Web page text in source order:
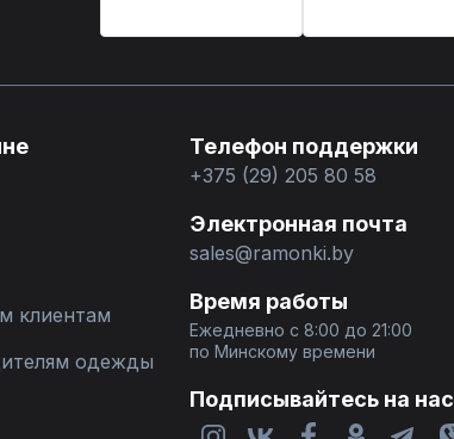
клиентам
одежды
Телефон поддержки
+375 (29) 205 80 58
Электронная почта
sales@ramonki.by
Время работы
Ежедневно с 8:00 до 21:00
по Минскому времени
Подписывайтесь на нас